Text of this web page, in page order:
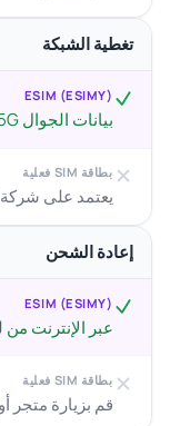
تغطية الشبكة
ESIM (ESIMY)
بيانات الجوال 4G/5G في جميع أنحاء البرتغال
بطاقة SIM فعلية
يعتمد على شركة
إعادة الشحن
ESIM (ESIMY)
عبر الإنترنت
بطاقة SIM فعلية
قم بزيارة